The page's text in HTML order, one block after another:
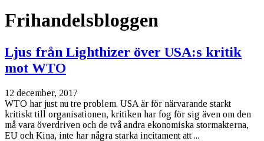
Frihandelsbloggen
Ljus från Lighthizer över USA:s kritik
mot WTO
12 december, 2017
WTO har just nu tre problem. USA är för närvarande starkt
kritiskt till organisationen, kritiken har fog för sig även om den
må vara överdriven och de två andra ekonomiska stormakterna,
EU och Kina, inte har några starka incitament att ...